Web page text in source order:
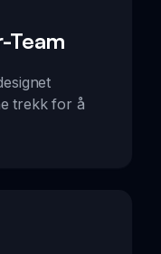
Team
trekk for å